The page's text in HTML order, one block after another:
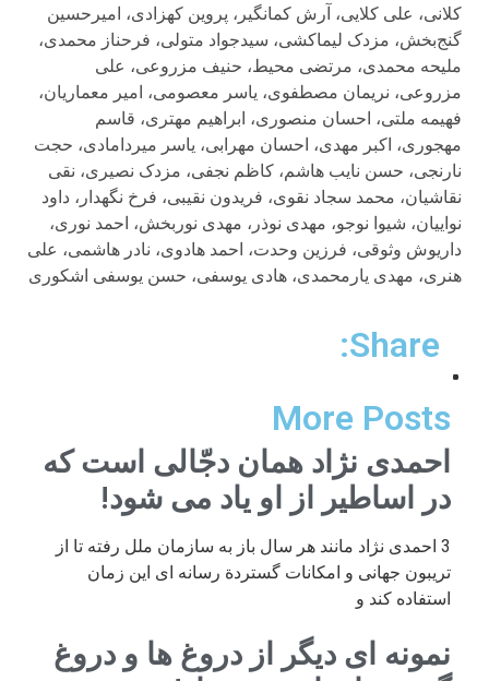
کلانی، علی کلايی، آرش کمانگير، پروين کهزادی، اميرحسين
گنج‌بخش، مزدک ليماکشی، سيدجواد متولی، فرحناز محمدی،
مليحه محمدی، مرتضی محيط، حنيف مزروعی، علی
مزروعی، نريمان مصطفوی، ياسر معصومی، امير معماريان،
فهيمه ملتی، احسان منصوری، ابراهيم مهتری، قاسم
مهجوری، اکبر مهدی، احسان مهرابی، ياسر ميردامادی، حجت
نارنجی، حسن نايب هاشم، کاظم نجفی، مزدک نصيری، نقی
نقاشيان، محمد سجاد نقوی، فريدون نقيبی، فرخ نگهدار، داود
نواييان، شيوا نوجو، مهدی نوذر، مهدی نوربخش، احمد نوری،
داريوش وثوقی، فرزين وحدت، احمد هادوی، نادر هاشمی، علی
هنری، مهدی يارمحمدی، هادی يوسفی، حسن يوسفی اشکوری
Share:
More Posts
احمدی نژاد همان دجّالی است که
در اساطیر از او یاد می شود!
3 احمدی نژاد مانند هر سال باز به سازمان ملل رفته تا از
تریبون جهانی و امکانات گستردة رسانه ای این زمان
استفاده کند و
نمونه ای دیگر از دروغ ها و دروغ